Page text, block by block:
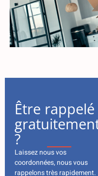
Être rappelé
?
Laissez nous vos
coordonnées, nous vous
rappelons très rapidement.